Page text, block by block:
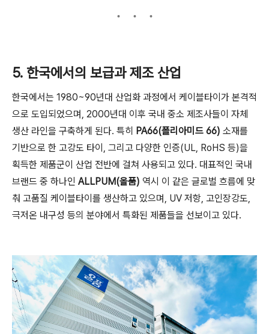
5. 한국에서의 보급과 제조 산업
한국에서는 1980~90년대 산업화 과정에서 케이블타이가 본격적
으로 도입되었으며, 2000년대 이후 국내 중소 제조사들이 자체
생산 라인을 구축하게 된다. 특히 PA66(폴리아미드 66) 소재를
기반으로 한 고강도 타이, 그리고 다양한 인증(UL, RoHS 등)을
획득한 제품군이 산업 전반에 걸쳐 사용되고 있다. 대표적인 국내
브랜드 중 하나인 ALLPUM(올품) 역시 이 같은 글로벌 흐름에 맞
춰 고품질 케이블타이를 생산하고 있으며, UV 저항, 고인장강도,
극저온 내구성 등의 분야에서 특화된 제품들을 선보이고 있다.